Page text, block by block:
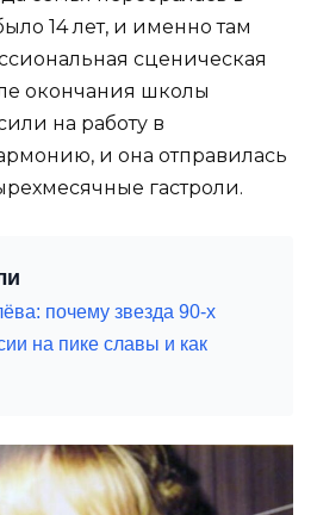
14 лет, и именно там
сценическая
окончания школы
на работу в
и она отправилась
гастроли.
почему звезда 90-х
на пике славы и как